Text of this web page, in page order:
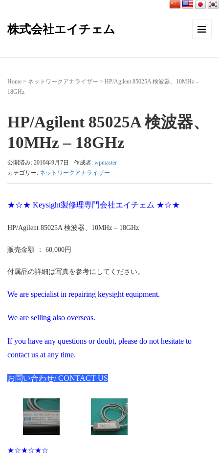
株式会社エイチェム
Home > ネットワークアナライザー > HP/Agilent 85025A 検波器、10MHz –
18GHz
HP/Agilent 85025A 検波器、
10MHz – 18GHz
公開済み: 2016年9月7日 作成者: wpmaster
カテゴリー: ネットワークアナライザー
★☆★ Keysight製修理専門会社エイチェム ★☆★
HP/Agilent 85025A 検波器、10MHz – 18GHz
販売金額 ： 60,000円
付属品の詳細は写真を参考にしてください。
We are specialist in repairing keysight equipment.
We are selling also overseas.
If you have any questions or doubt, please do not hesitate to
contact us at any time.
お問い合わせ/ CONTACT US
★☆★☆★☆